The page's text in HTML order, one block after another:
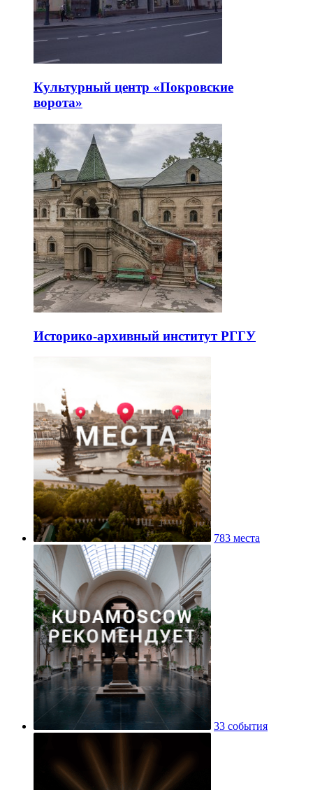
Культурный центр «Покровские
ворота»
Историко-архивный институт РГГУ
783 места
33 события